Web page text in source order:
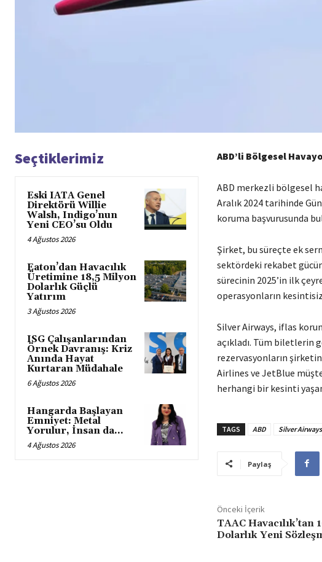
Seçtiklerimiz
Eski IATA Genel
Direktörü Willie
Walsh, Indigo’nun
Yeni CEO’su Oldu
4 Ağustos 2026
Eaton’dan Havacılık
Üretimine 18,5 Milyon
Dolarlık Güçlü
Yatırım
3 Ağustos 2026
ISG Çalışanlarından
Örnek Davranış: Kriz
Anında Hayat
Kurtaran Müdahale
6 Ağustos 2026
Hangarda Başlayan
Emniyet: Metal
Yorulur, İnsan da…
4 Ağustos 2026
ABD’li Bölgesel
ABD merkezli bölgesel
Aralık 2024 tarihinde
koruma başvurusunda
Şirket, bu süreçte ek
sektördeki rekabet
sürecinin 2025’in ilk
operasyonların
Silver Airways, iflas
açıkladı. Tüm biletlerin
rezervasyonların
Airlines ve JetBlue
herhangi bir kesinti
TAGS ABD Silver Airways
Paylaş
Önceki İçerik
TAAC Havacılık’tan
Dolarlık Yeni